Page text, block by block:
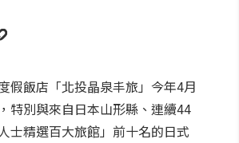
假飯店「北投晶泉丰旅」今年4月
特別與來自日本山形縣、連續44
士精選百大旅館」前十名的日式